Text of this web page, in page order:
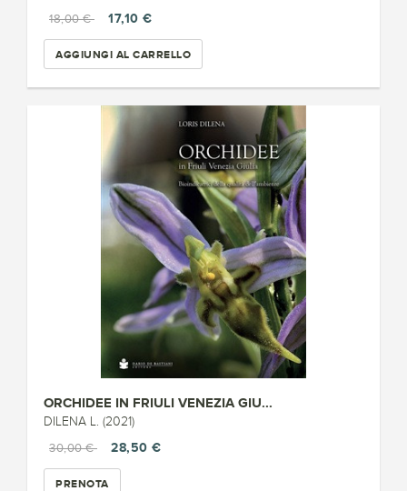
18,00 €
17,10 €
AGGIUNGI AL CARRELLO
ORCHIDEE IN FRIULI VENEZIA GIU...
DILENA L. (2021)
30,00 €
28,50 €
PRENOTA